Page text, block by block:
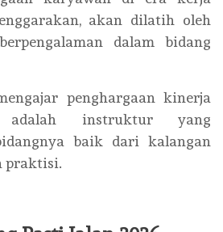
akan dilatih oleh
dalam bidang
penghargaan kinerja
instruktur yang
baik dari kalangan
praktisi.